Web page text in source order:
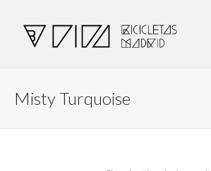
Misty Turquoise